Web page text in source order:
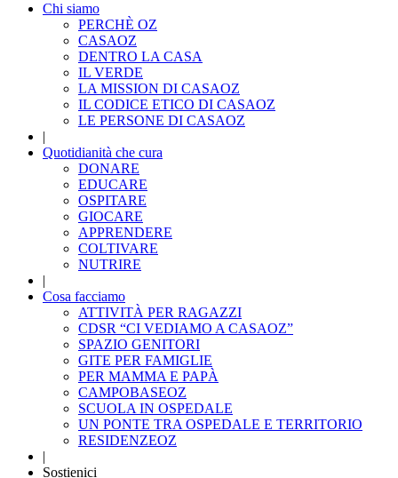
Chi siamo
PERCHÈ OZ
CASAOZ
DENTRO LA CASA
IL VERDE
LA MISSION DI CASAOZ
IL CODICE ETICO DI CASAOZ
LE PERSONE DI CASAOZ
|
Quotidianità che cura
DONARE
EDUCARE
OSPITARE
GIOCARE
APPRENDERE
COLTIVARE
NUTRIRE
|
Cosa facciamo
ATTIVITÀ PER RAGAZZI
CDSR “CI VEDIAMO A CASAOZ”
SPAZIO GENITORI
GITE PER FAMIGLIE
PER MAMMA E PAPÀ
CAMPOBASEOZ
SCUOLA IN OSPEDALE
UN PONTE TRA OSPEDALE E TERRITORIO
RESIDENZEOZ
|
Sostienici